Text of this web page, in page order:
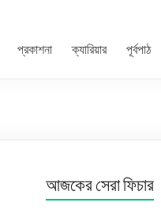
প্রকাশনা ক্যারিয়ার পূর্বপাঠ
আজকের সেরা ফিচার